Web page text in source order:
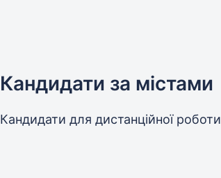
Кандидати за містами
Кандидати для дистанційної роботи